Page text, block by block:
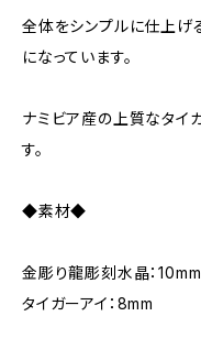
全体をシンプルに仕上げ
になっています。
ナミビア産の上質なタイ
す。
◆素材◆
金彫り龍彫刻水晶：10mm
タイガーアイ：8mm